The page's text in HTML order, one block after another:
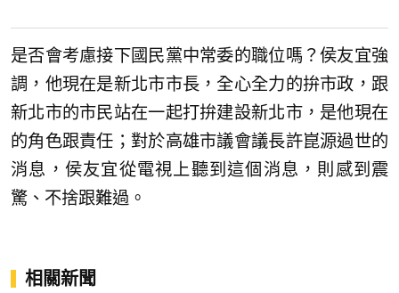
是否會考慮接下國民黨中常委的職位嗎？侯友宜強
調，他現在是新北市市長，全心全力的拚市政，跟
新北市的市民站在一起打拚建設新北市，是他現在
的角色跟責任；對於高雄市議會議長許崑源過世的
消息，侯友宜從電視上聽到這個消息，則感到震
驚、不捨跟難過。
相關新聞